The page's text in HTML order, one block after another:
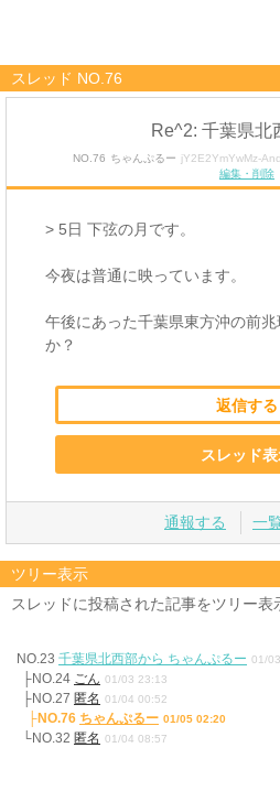
スレッド NO.76
Re^2: 千葉県北
NO.76 ちゃんぷるー jY2E2YmYwMz-
編集・削除
> 5日 下弦の月です。
今夜は普通に映っています。
午後にあった千葉県東方沖の前
か？
返信する
スレッド
通報する 一
ツリー表示
スレッドに投稿された記事をツリー表
NO.23 千葉県北西部から ちゃんぷるー 01/
├NO.24 ごん 01/03 23:13
├NO.27 匿名 01/04 00:52
├NO.76 ちゃんぷるー 01/05 02:20
└NO.32 匿名 01/04 08:57